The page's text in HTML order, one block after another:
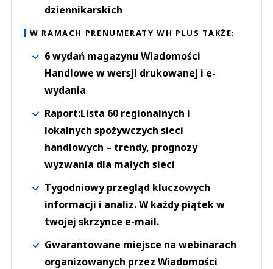
dziennikarskich
W RAMACH PRENUMERATY WH PLUS TAKŻE:
6 wydań magazynu Wiadomości
Handlowe w wersji drukowanej i e-
wydania
Raport:Lista 60 regionalnych i
lokalnych spożywczych sieci
handlowych – trendy, prognozy
wyzwania dla małych sieci
Tygodniowy przegląd kluczowych
informacji i analiz. W każdy piątek w
twojej skrzynce e-mail.
Gwarantowane miejsce na webinarach
organizowanych przez Wiadomości